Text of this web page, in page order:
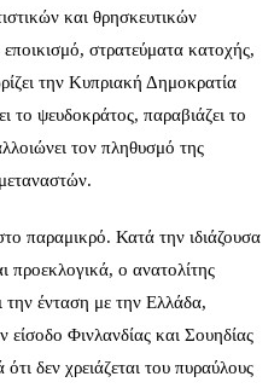
και θρησκευτικών
στρατεύματα κατοχής,
την Κυπριακή Δημοκρατία
το ψευδοκράτος, παραβιάζει το
τον πληθυσμό της
παραμικρό. Κατά την ιδιάζουσα
προεκλογικά, ο ανατολίτης
την ένταση με την Ελλάδα,
είσοδο Φινλανδίας και Σουηδίας
δεν χρειάζεται του πυραύλους